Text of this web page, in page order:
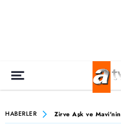
HABERLER Zirve Aşk ve Mavi'nin